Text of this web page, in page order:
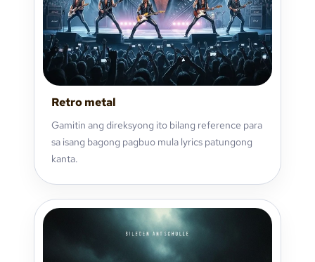
Retro metal
Gamitin ang direksyong ito bilang reference para
sa isang bagong pagbuo mula lyrics patungong
kanta.